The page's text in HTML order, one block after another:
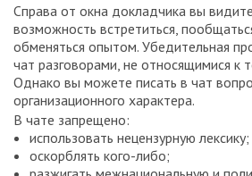
Справа от окна докладчика вы
возможность встретиться,
обменяться опытом. Убедительная
чат разговорами, не относящимися к
Однако вы можете писать в чат
организационного характера.
В чате запрещено:
использовать нецензурную лексику;
оскорблять кого-либо;